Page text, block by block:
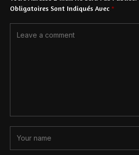
Obligatoires Sont Indiqués Avec *